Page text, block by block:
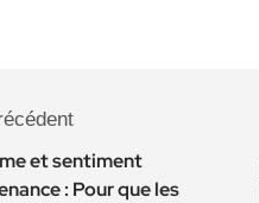
et sentiment
: Pour que les